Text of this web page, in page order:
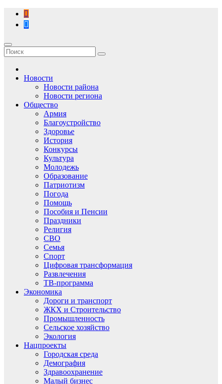
Перейти
содержимому
Новости
Новости района
Новости региона
Общество
Армия
Благоустройство
Здоровье
История
Конкурсы
Культура
Молодежь
Образование
Патриотизм
Погода
Помощь
Пособия и Пенсии
Праздники
Религия
СВО
Семья
Спорт
Цифровая трансформация
Развлечения
ТВ-программа
Экономика
Дороги и транспорт
ЖКХ и Строительство
Промышленность
Сельское хозяйство
Экология
Нацпроекты
Городская среда
Демография
Здравоохранение
Малый бизнес